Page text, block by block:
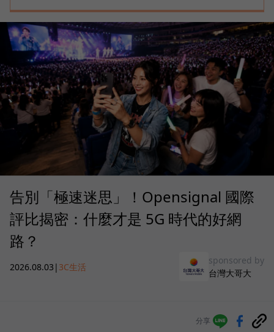
告別「極速迷思」！Opensignal 國際
評比揭密：什麼才是 5G 時代的好網
路？
2026.08.03 | 3C生活
sponsored by
台灣大哥大
分享